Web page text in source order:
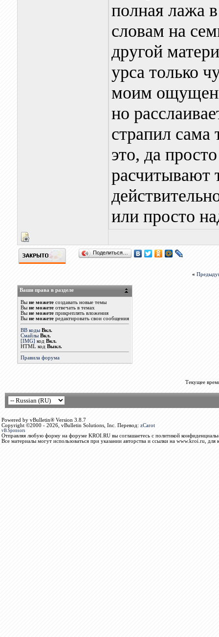
полная лажа
словам на
другой
урса только
моим
но
страпил сама
это, да
расчитывают
или просто
Поделиться…
«
Ваши права в разделе
Вы не можетесоздавать новые темы
Вы не можетеотвечать в темах
Вы не можетеприкреплять вложения
Вы не можетередактировать свои сообщения
BB коды Вкл.
Смайлы Вкл.
[IMG] код Вкл.
HTML код Выкл.
Правила форума
Текущее
Powered by vBulletin® Version 3.8.7
Copyright ©2000 - 2026, vBulletin Solutions, Inc. Перевод: zCarot
vB.Sponsors
Отправляя любую форму на форуме KROI.RU вы соглашаетесь с политикой
Все материалы могут использоваться при указании авторства и ссылки на www.kroi.ru, для